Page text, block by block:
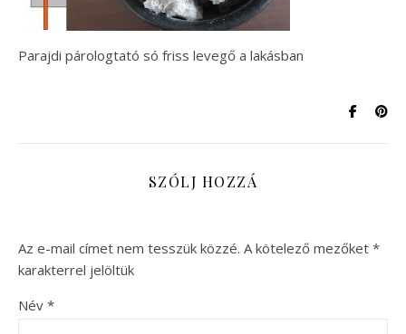
Parajdi párologtató só friss levegő a lakásban
SZÓLJ HOZZÁ
Az e-mail címet nem tesszük közzé. A kötelező mezőket *
karakterrel jelöltük
Név *